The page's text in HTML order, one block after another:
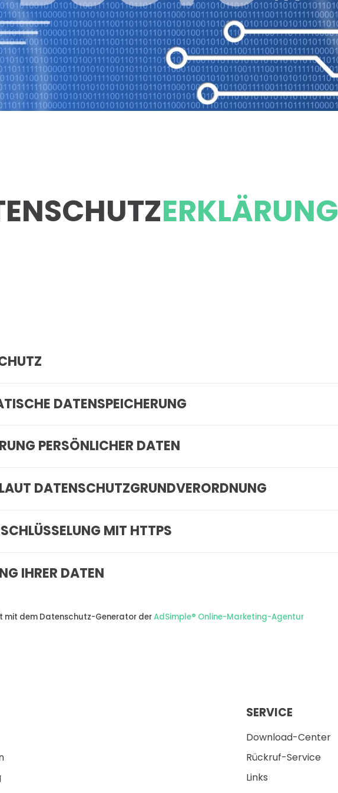
ERKLÄRUNG
DATENSPEICHERUNG
PERSÖNLICHER DATEN
DATENSCHUTZGRUNDVERORDNUNG
MIT HTTPS
IHRER DATEN
mit dem Datenschutz-Generator derAdSimple® Online-Marketing-Agentur
SERVICE
Download-Center
Rückruf-Service
Links